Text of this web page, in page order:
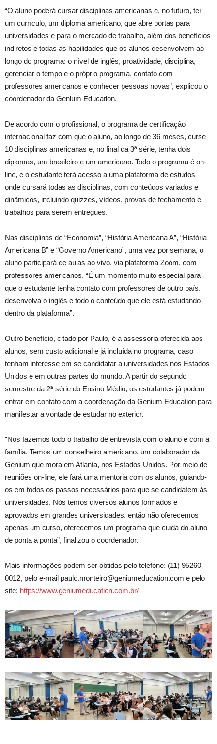
“O aluno poderá cursar disciplinas americanas e, no futuro, ter
um currículo, um diploma americano, que abre portas para
universidades e para o mercado de trabalho, além dos benefícios
indiretos e todas as habilidades que os alunos desenvolvem ao
longo do programa: o nível de inglês, proatividade, disciplina,
gerenciar o tempo e o próprio programa, contato com
professores americanos e conhecer pessoas novas”, explicou o
coordenador da Genium Education.
De acordo com o profissional, o programa de certificação
internacional faz com que o aluno, ao longo de 36 meses, curse
10 disciplinas americanas e, no final da 3ª série, tenha dois
diplomas, um brasileiro e um americano. Todo o programa é on-
line, e o estudante terá acesso a uma plataforma de estudos
onde cursará todas as disciplinas, com conteúdos variados e
dinâmicos, incluindo quizzes, vídeos, provas de fechamento e
trabalhos para serem entregues.
Nas disciplinas de “Economia”, “História Americana A”, “História
Americana B” e “Governo Americano”, uma vez por semana, o
aluno participará de aulas ao vivo, via plataforma Zoom, com
professores americanos. “É um momento muito especial para
que o estudante tenha contato com professores de outro país,
desenvolva o inglês e todo o conteúdo que ele está estudando
dentro da plataforma”.
Outro benefício, citado por Paulo, é a assessoria oferecida aos
alunos, sem custo adicional e já incluída no programa, caso
tenham interesse em se candidatar a universidades nos Estados
Unidos e em outras partes do mundo. A partir do segundo
semestre da 2ª série do Ensino Médio, os estudantes já podem
entrar em contato com a coordenação da Genium Education para
manifestar a vontade de estudar no exterior.
“Nós fazemos todo o trabalho de entrevista com o aluno e com a
família. Temos um conselheiro americano, um colaborador da
Genium que mora em Atlanta, nos Estados Unidos. Por meio de
reuniões on-line, ele fará uma mentoria com os alunos, guiando-
os em todos os passos necessários para que se candidatem às
universidades. Nós temos diversos alunos formados e
aprovados em grandes universidades, então não oferecemos
apenas um curso, oferecemos um programa que cuida do aluno
de ponta a ponta”, finalizou o coordenador.
Mais informações podem ser obtidas pelo telefone: (11) 95260-
0012, pelo e-mail paulo.monteiro@geniumeducation.com e pelo
site: https://www.geniumeducation.com.br/